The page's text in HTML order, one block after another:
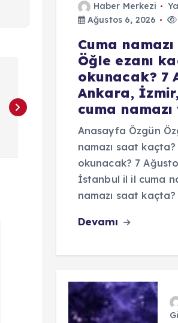
Haber Merkezi
Ağustos 6, 2026
Cuma
Öğle ezanı
okunacak? 7
Ankara,
cuma
Anasayfa Özgün
namazı saat
okunacak? 7
İstanbul il il cuma
namazı saat
Devamı